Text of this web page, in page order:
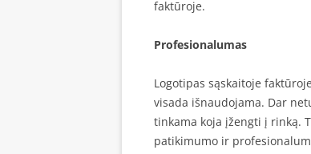
faktūroje.
Profesionalumas
Logotipas sąskaitoje
visada išnaudojama. Dar
tinkama koja įžengti į rinką.
patikimumo ir